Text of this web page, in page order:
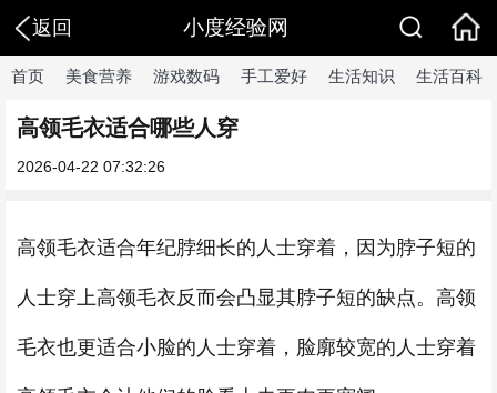
返回 小度经验网
首页 美食营养 游戏数码 手工爱好 生活知识 生活百科
高领毛衣适合哪些人穿
2026-04-22 07:32:26
高领毛衣适合年纪脖细长的人士穿着，因为脖子短的
人士穿上高领毛衣反而会凸显其脖子短的缺点。高领
毛衣也更适合小脸的人士穿着，脸廓较宽的人士穿着